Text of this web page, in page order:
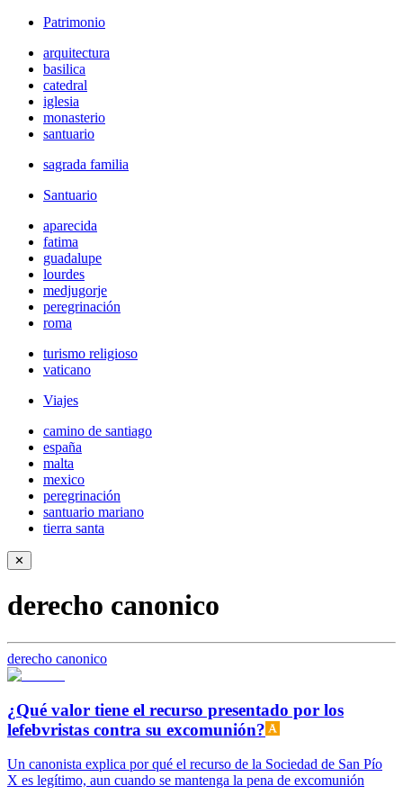
Patrimonio
arquitectura
basilica
catedral
iglesia
monasterio
santuario
sagrada familia
Santuario
aparecida
fatima
guadalupe
lourdes
medjugorje
peregrinación
roma
turismo religioso
vaticano
Viajes
camino de santiago
españa
malta
mexico
peregrinación
santuario mariano
tierra santa
✕
derecho canonico
derecho canonico
¿Qué valor tiene el recurso presentado por los
lefebvristas contra su excomunión?
Un canonista explica por qué el recurso de la Sociedad de San Pío
X es legítimo, aun cuando se mantenga la pena de excomunión